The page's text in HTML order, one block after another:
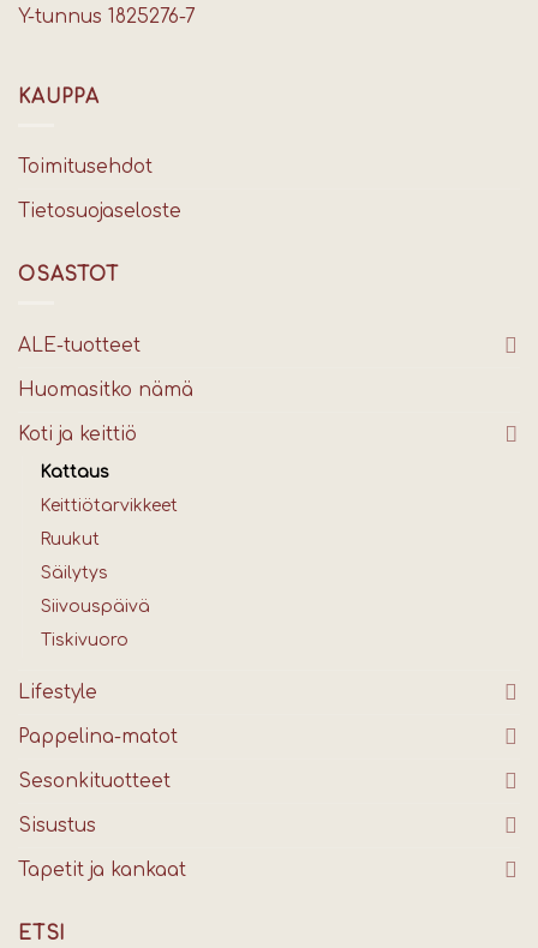
Y-tunnus 1825276-7
KAUPPA
Toimitusehdot
Tietosuojaseloste
OSASTOT
ALE-tuotteet
Huomasitko nämä
Koti ja keittiö
Kattaus
Keittiötarvikkeet
Ruukut
Säilytys
Siivouspäivä
Tiskivuoro
Lifestyle
Pappelina-matot
Sesonkituotteet
Sisustus
Tapetit ja kankaat
ETSI